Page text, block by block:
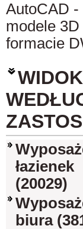
AutoCAD -
modele 3D
formacie
WIDOK
łazienek
(20029)
biura